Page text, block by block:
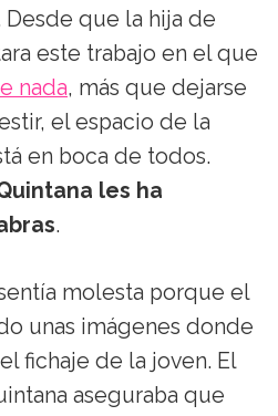
Desde que la hija de
este trabajo en el que
nada, más que dejarse
el espacio de la
en boca de todos.
les ha
.
molesta porque el
unas imágenes donde
fichaje de la joven. El
aseguraba que